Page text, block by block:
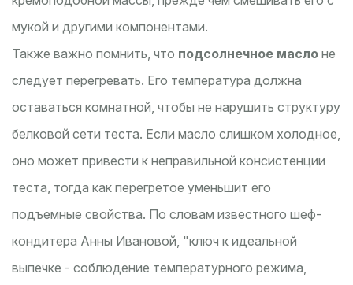
мукой и другими компонентами.
Также важно помнить, что подсолнечное масло не
следует перегревать. Его температура должна
оставаться комнатной, чтобы не нарушить структуру
белковой сети теста. Если масло слишком холодное,
оно может привести к неправильной консистенции
теста, тогда как перегретое уменьшит его
подъемные свойства. По словам известного шеф-
кондитера Анны Ивановой, "ключ к идеальной
выпечке - соблюдение температурного режима,